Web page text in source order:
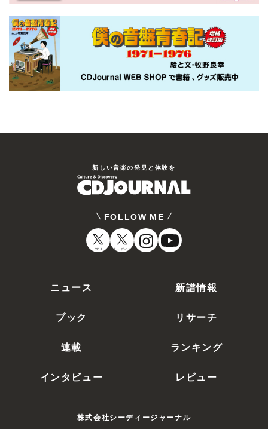
新しい⾳楽の発⾒と体験を
FOLLOW ME
CDJ オーディオ
ニュース 新譜情報
ブック リサーチ
連載 ランキング
インタビュー レビュー
株式会社シーディージャーナル